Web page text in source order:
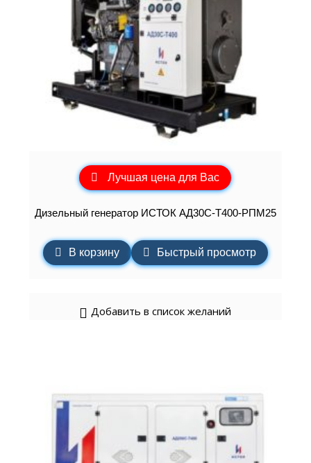
Лучшая цена для Вас
Дизельный генератор ИСТОК АД30С-Т400-РПМ25
В корзину Быстрый просмотр
Добавить в список желаний